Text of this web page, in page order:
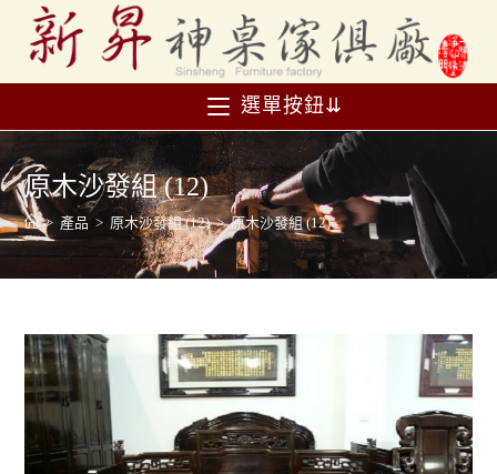
選單按鈕⇊
原木沙發組 (12)
> 產品 > 原木沙發組 (12) > 原木沙發組 (12)